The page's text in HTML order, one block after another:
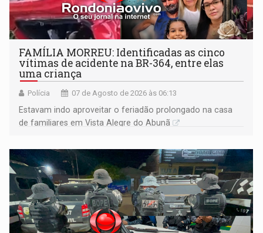
FAMÍLIA MORREU: Identificadas as cinco
vítimas de acidente na BR-364, entre elas
uma criança
Polícia 07 de Agosto de 2026 às 06:13
Estavam indo aproveitar o feriadão prolongado na casa
de familiares em Vista Alegre do Abunã